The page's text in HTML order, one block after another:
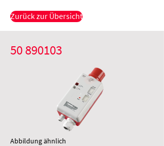
Zurück zur Übersicht
50 890103
Abbildung ähnlich